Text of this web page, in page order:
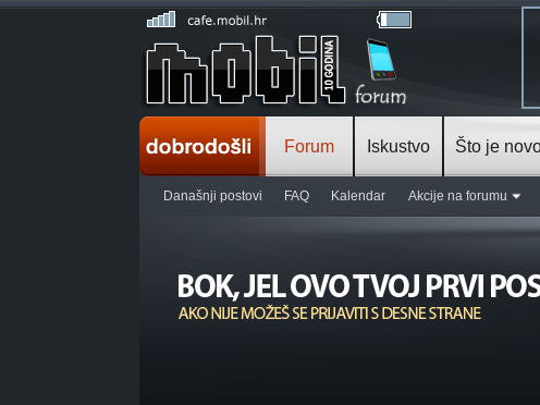
Forum
Današnji postovi FAQ Kalendar Akcije na forumu
Iskustvo Što je